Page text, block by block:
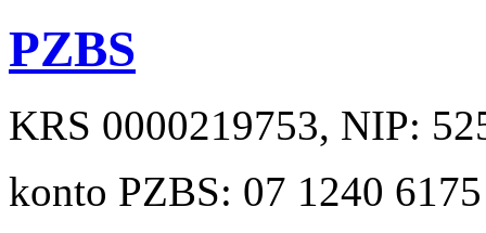
PZBS
KRS 0000219753, NIP:
konto PZBS: 07 1240